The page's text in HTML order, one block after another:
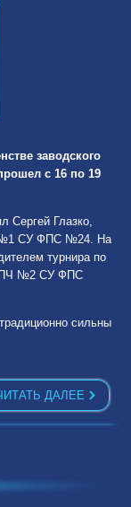
заводского
с 16 по 19
Сергей Глазко,
№1 СУ ФПС №24. На
турнира по
№2 СУ ФПС
сильны
ДАЛЕЕ